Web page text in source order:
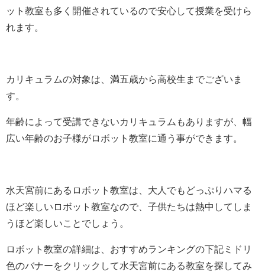
ット教室も多く開催されているので安心して授業を受けら
れます。
カリキュラムの対象は、満五歳から高校生までございま
す。
年齢によって受講できないカリキュラムもありますが、幅
広い年齢のお子様がロボット教室に通う事ができます。
水天宮前にあるロボット教室は、大人でもどっぷりハマる
ほど楽しいロボット教室なので、子供たちは熱中してしま
うほど楽しいことでしょう。
ロボット教室の詳細は、おすすめランキングの下記ミドリ
色のバナーをクリックして水天宮前にある教室を探してみ